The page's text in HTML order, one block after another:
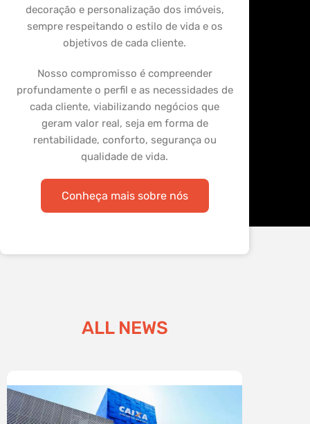
decoração e personalização dos imóveis,
sempre respeitando o estilo de vida e os
objetivos de cada cliente.
Nosso compromisso é compreender
profundamente o perfil e as necessidades de
cada cliente, viabilizando negócios que
geram valor real, seja em forma de
rentabilidade, conforto, segurança ou
qualidade de vida.
Conheça mais sobre nós
ALL NEWS